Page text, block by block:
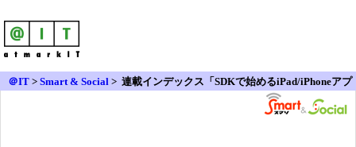
＠IT > Smart & Social > 連載インデックス「SDKで始めるiPad/iPhoneアプ